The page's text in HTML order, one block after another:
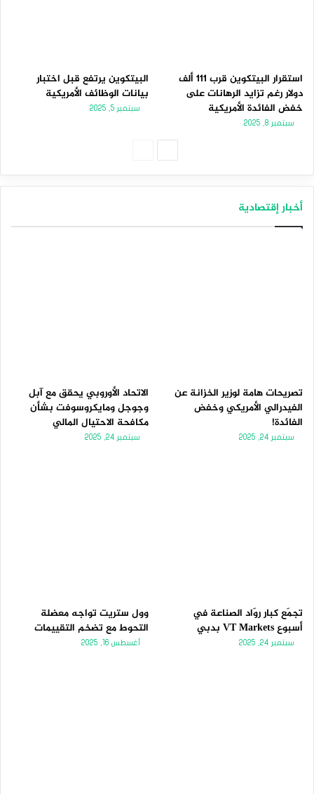
استقرار البيتكوين قرب 111 ألف
دولار رغم تزايد الرهانات على
خفض الفائدة الأمريكية
سبتمبر 8, 2025
البيتكوين يرتفع قبل اختبار
بيانات الوظائف الأمريكية
سبتمبر 5, 2025
أخبار إقتصادية
تصريحات هامة لوزير الخزانة عن
الفيدرالي الأمريكي وخفض
الفائدة!
سبتمبر 24, 2025
الاتحاد الأوروبي يحقق مع آبل
وجوجل ومايكروسوفت بشأن
مكافحة الاحتيال المالي
سبتمبر 24, 2025
تجمّع كبار روّاد الصناعة في
أسبوع VT Markets بدبي
سبتمبر 24, 2025
وول ستريت تواجه معضلة
التحوط مع تضخم التقييمات
أغسطس 16, 2025